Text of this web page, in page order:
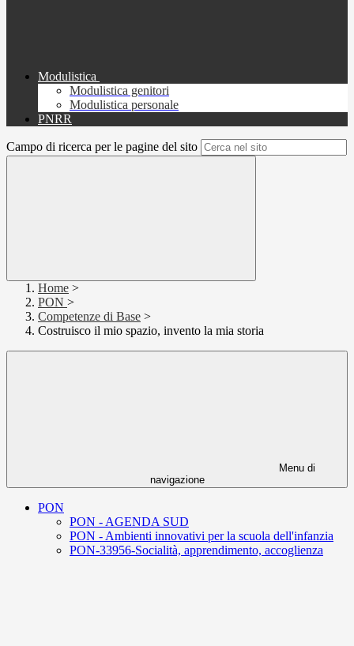
Modulistica
Modulistica genitori
Modulistica personale
PNRR
Campo di ricerca per le pagine del sito
Home >
PON >
Competenze di Base >
Costruisco il mio spazio, invento la mia storia
Menu di
navigazione
PON
PON - AGENDA SUD
PON - Ambienti innovativi per la scuola dell'infanzia
PON-33956-Socialità, apprendimento, accoglienza